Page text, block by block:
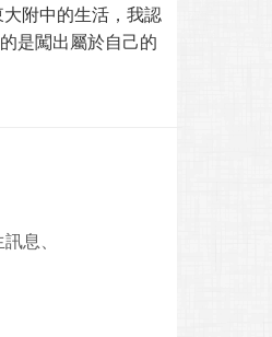
附中的生活，我認
是闖出屬於自己的
息、